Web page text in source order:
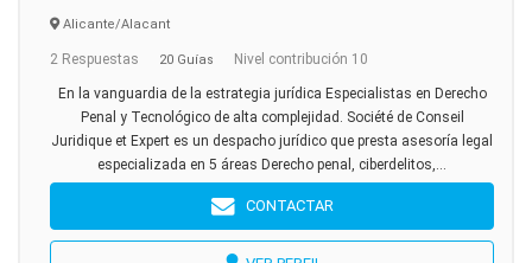
Alicante/Alacant
2 Respuestas 20 Guías Nivel contribución 10
En la vanguardia de la estrategia jurídica Especialistas en Derecho
Penal y Tecnológico de alta complejidad. Société de Conseil
Juridique et Expert es un despacho jurídico que presta asesoría legal
especializada en 5 áreas Derecho penal, ciberdelitos,...
CONTACTAR